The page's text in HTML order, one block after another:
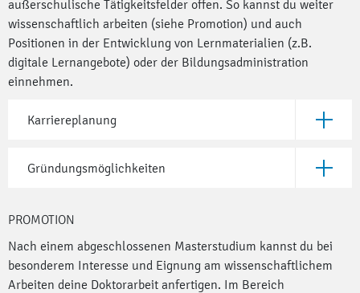
außerschulische Tätigkeitsfelder offen. So kannst du weiter
wissenschaftlich arbeiten (siehe Promotion) und auch
Positionen in der Entwicklung von Lernmaterialien (z.B.
digitale Lernangebote) oder der Bildungsadministration
einnehmen.
Karriereplanung Öffne
Gründungsmöglichkeiten Öffne
PROMOTION
Nach einem abgeschlossenen Masterstudium kannst du bei
besonderem Interesse und Eignung am wissenschaftlichem
Arbeiten deine Doktorarbeit anfertigen. Im Bereich